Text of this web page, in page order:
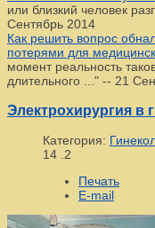
или близкий человек
Сентябрь 2014
Как решить вопрос
потерями для
момент реальность
длительного ..." -- 21
Электрохирургия в
Категория:
14 .2
Печать
E-mail